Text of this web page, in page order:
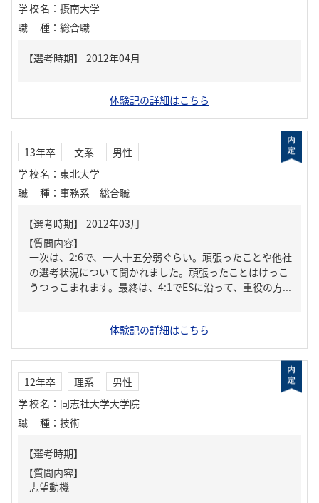
学校名 ： 摂南大学
職種 ： 総合職
体験記の詳細はこちら
13年卒 文系
男性
学校名 ： 東北大学
職種 ： 事務系 総合職
【質問内容】
一次は、2:6で、一人十五分弱ぐらい。頑張ったことや他社
の選考状況について聞かれました。頑張ったことはけっこ
うつっこまれます。最終は、4:1でESに沿って、重役の方...
体験記の詳細はこちら
12年卒 理系
男性
学校名 ： 同志社大学大学院
職種 ： 技術
【質問内容】
志望動機